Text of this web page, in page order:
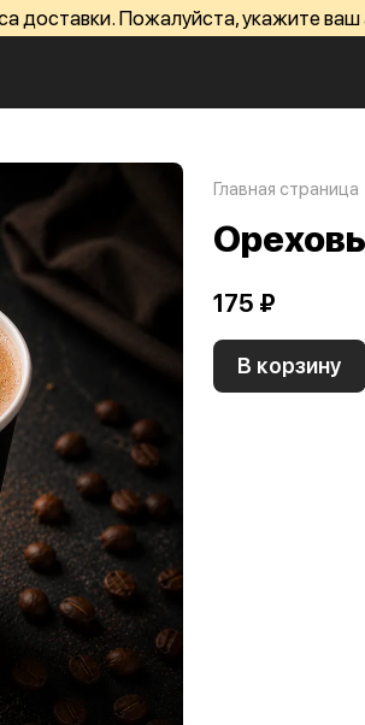
доставки. Пожалуйста, укажите
Главная страница
175 ₽
В корзину